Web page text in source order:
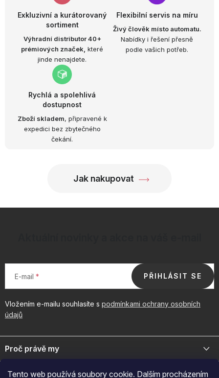
Tento web používá soubory cookie. Dalším procházením
Exkluzivní a kurátorovaný
sortiment
Výhradní distributor 40+
prémiových značek, které
jinde nenajdete.
Flexibilní servis na míru
Živý člověk místo automatu.
Nabídky i řešení přesně
podle vašich potřeb.
Rychlá a spolehlivá
dostupnost
Zboží skladem, připravené k
expedici bez zbytečného
čekání.
Jak nakupovat
E-mail
Vložením e-mailu souhlasíte s podmínkami ochrany osobních
údajů
PŘIHLÁSIT SE
á
pProč právě my
Důležité odkazy